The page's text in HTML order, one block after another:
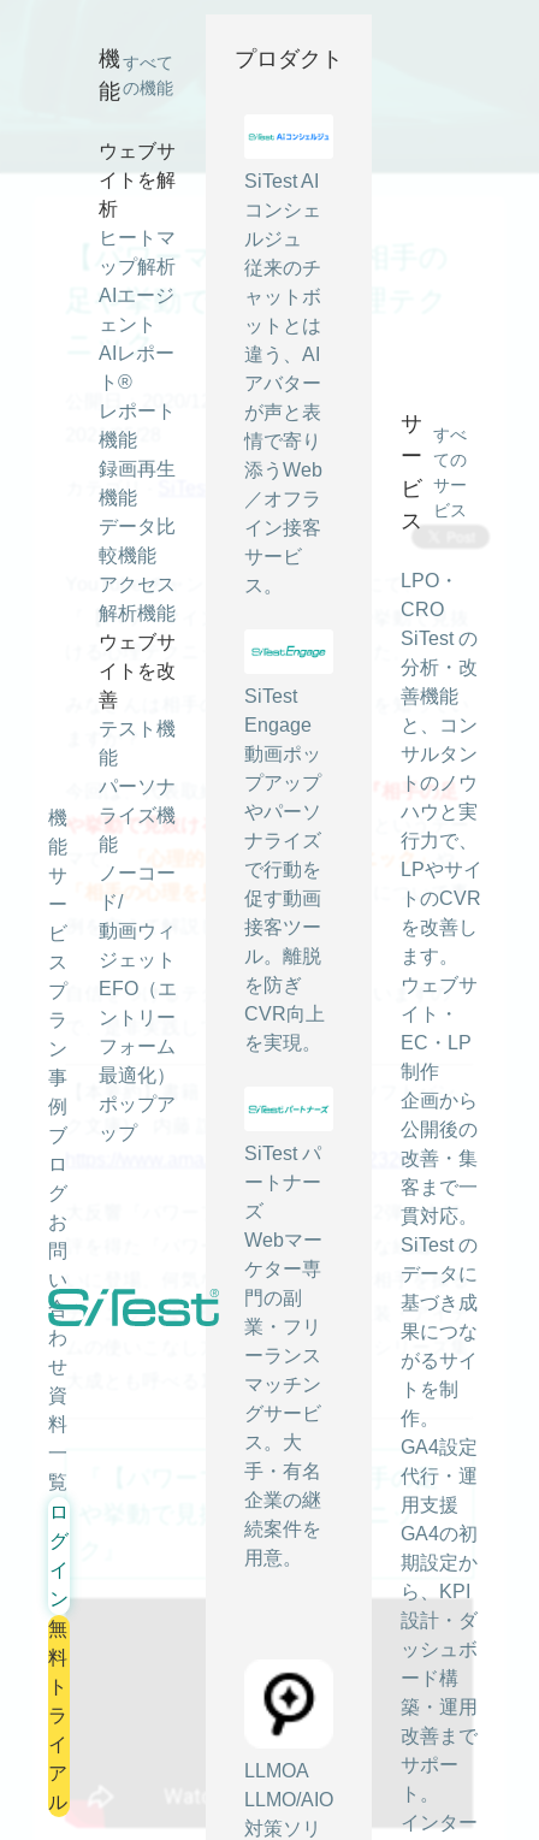
機
能
サ
ー
ビ
ス
プ
ラ
ン
事
例
ブ
ロ
グ
お
問
い
合
わ
せ
資
料
一
覧
ロ
グ
イ
ン
無
料
ト
ラ
イ
ア
ル
機
能
すべて
の機能
ウェブサ
イトを解
析
ヒートマ
ップ解析
AIエージ
ェント
AIレポー
ト®
レポート
機能
録画再生
機能
データ比
較機能
アクセス
解析機能
ウェブサ
イトを改
善
テスト機
能
パーソナ
ライズ機
能
ノーコー
ド/
動画ウィ
ジェット
EFO（エ
ントリー
フォーム
最適化）
ポップア
ップ
プロダクト
SiTest AI
コンシェ
ルジュ
従来のチ
ャットボ
ットとは
違う、AI
アバター
が声と表
情で寄り
添うWeb
／オフラ
イン接客
サービ
ス。
SiTest
Engage
動画ポッ
プアップ
やパーソ
ナライズ
で行動を
促す動画
接客ツー
ル。離脱
を防ぎ
CVR向上
を実現。
SiTest パ
ートナー
ズ
Webマー
ケター専
門の副
業・フリ
ーランス
マッチン
グサービ
ス。大
手・有名
企業の継
続案件を
用意。
LLMOA
LLMO/AIO
対策ソリ
サ
ー
ビ
ス
すべ
ての
サー
ビス
LPO・
CRO
SiTest の
分析・改
善機能
と、コン
サルタン
トのノウ
ハウと実
行力で、
LPやサイ
トのCVR
を改善し
ます。
ウェブサ
イト・
EC・LP
制作
企画から
公開後の
改善・集
客まで一
貫対応。
SiTest の
データに
基づき成
果につな
がるサイ
トを制
作。
GA4設定
代行・運
用支援
GA4の初
期設定か
ら、KPI
設計・ダ
ッシュボ
ード構
築・運用
改善まで
サポー
ト。
インター
【パワーマインド⑨】相手の
足や挙動で見抜ける心理テク
ニック
公開日：2020/12/10 最終更新日：
2021/05/28
カテゴリ -
YouTube チャンネル「SiTest TV」にて、
『【パワーマインド⑨】相手の足や挙動で見抜
ける心理テクニック』を公開しました。
みなさんは相手の心理を見抜く方法を知ってい
ますか？
今回は、代表取締役 CEOの金島が
『相手の足
や挙動で見抜ける心理テクニック』
というテー
マで、
「心理的に優位に立つテクニック」 や
「相手の心理を見抜くテクニック」
について事
例を交えて解説しています。
自信をつけるテクニックもつまっていますの
で、是非実践してみてください！
【本要約】書籍「パワーマインド(ソフトバン
ク文庫) 内藤 誼人 (著)」
https://www.amazon.co.jp/dp/4797323205
大反響『パワープレイ』の超強力第2弾！大好
評を得た『パワープレイ』の超強力な続編、つ
いに登場。何気ないしぐさ、行動で相手を操る
テクニックは前作以上の破壊力。服装・アイテ
ムの使いこなし方なども収録した、シリーズ集
大成とも呼べる1冊。
『【パワーマインド⑨】相手の足
や挙動で見抜ける心理テクニッ